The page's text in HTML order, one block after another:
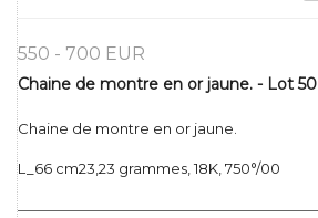
550 - 700 EUR
Chaine de montre en or jaune. - Lot 50
Chaine de montre en or jaune.
L_66 cm23,23 grammes, 18K, 750°/00